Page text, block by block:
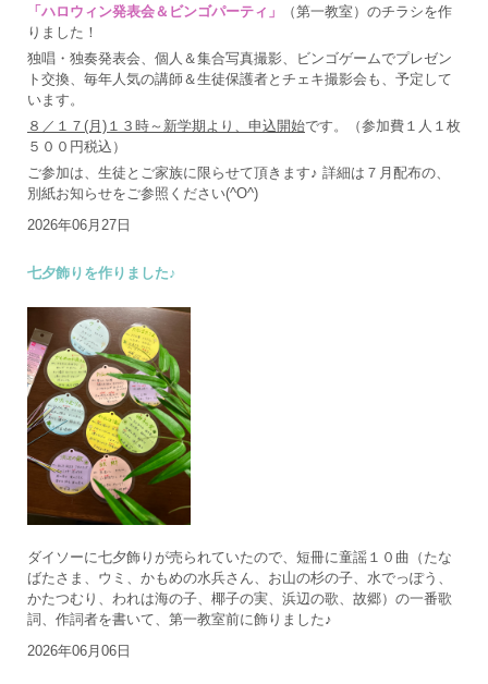
「ハロウィン発表会＆ビンゴパーティ」
（第一教室）のチラシを作
りました！
独唱・独奏発表会、個人＆集合写真撮影、ビンゴゲームでプレゼン
ト交換、毎年人気の講師＆生徒保護者とチェキ撮影会も、予定して
います。
８／１７(月)１３時～新学期より、申込開始です。（参加費１人１枚
５００円税込）
ご参加は、生徒とご家族に限らせて頂きます♪ 詳細は７月配布の、
別紙お知らせをご参照ください(^O^)
2026年06月27日
七夕飾りを作りました♪
ダイソーに七夕飾りが売られていたので、短冊に童謡１０曲（たな
ばたさま、ウミ、かもめの水兵さん、お山の杉の子、水でっぽう、
かたつむり、われは海の子、椰子の実、浜辺の歌、故郷）の一番歌
詞、作詞者を書いて、第一教室前に飾りました♪
2026年06月06日